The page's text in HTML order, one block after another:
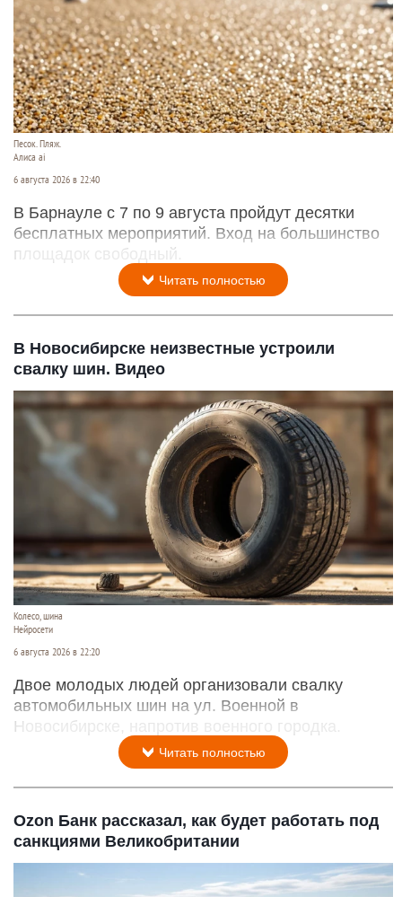
Песок. Пляж.
Алиса ai
6 августа 2026 в 22:40
В Барнауле с 7 по 9 августа пройдут десятки
бесплатных мероприятий. Вход на большинство
площадок свободный.
Читать полностью
В Новосибирске неизвестные устроили
свалку шин. Видео
Колесо, шина
Нейросети
6 августа 2026 в 22:20
Двое молодых людей организовали свалку
автомобильных шин на ул. Военной в
Новосибирске, напротив военного городка.
Читать полностью
Ozon Банк рассказал, как будет работать под
санкциями Великобритании